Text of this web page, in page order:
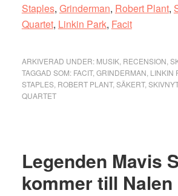
Staples, Grinderman, Robert Plant,
Quartet, Linkin Park, Facit
ARKIVERAD UNDER: MUSIK, RECENSION
TAGGAD SOM: FACIT, GRINDERMAN LINKIN
STAPLES, ROBERT PLANT, SÄKERT,
QUARTET
Legenden Mavis
kommer till Nalen